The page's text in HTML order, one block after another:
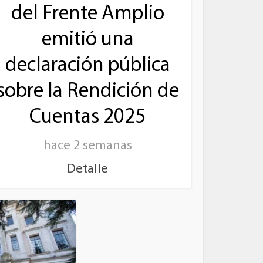
del Frente Amplio
emitió una
declaración pública
la Rendición de
Cuentas 2025
hace 2 semanas
Detalle